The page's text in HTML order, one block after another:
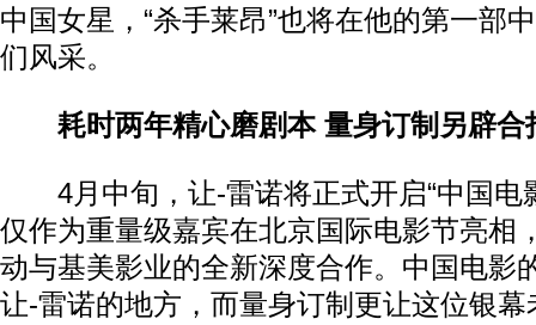
中国女星，“杀手莱昂”也将在他的第一部
们风采。
耗时两年精心磨剧本 量身订制另辟合
4月中旬，让-雷诺将正式开启“中国电
仅作为重量级嘉宾在北京国际电影节亮相
动与基美影业的全新深度合作。中国电影
让-雷诺的地方，而量身订制更让这位银